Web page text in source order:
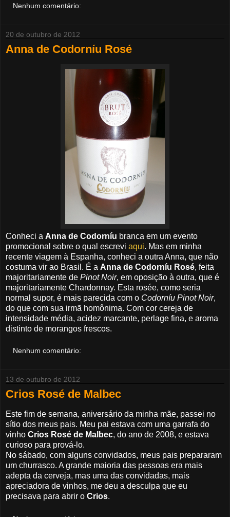
Nenhum comentário:
20 de outubro de 2012
Anna de Codorníu Rosé
Conheci a Anna de Codorníu branca em um evento
promocional sobre o qual escrevi aqui. Mas em minha
recente viagem à Espanha, conheci a outra Anna, que não
costuma vir ao Brasil. É a Anna de Codorníu Rosé, feita
majoritariamente de Pinot Noir, em oposição à outra, que é
majoritariamente Chardonnay. Esta rosée, como seria
normal supor, é mais parecida com o Codorníu Pinot Noir,
do que com sua irmã homônima. Com cor cereja de
intensidade média, acidez marcante, perlage fina, e aroma
distinto de morangos frescos.
Nenhum comentário:
13 de outubro de 2012
Crios Rosé de Malbec
Este fim de semana, aniversário da minha mãe, passei no
sítio dos meus pais. Meu pai estava com uma garrafa do
vinho Crios Rosé de Malbec, do ano de 2008, e estava
curioso para prová-lo.
No sábado, com alguns convidados, meus pais prepararam
um churrasco. A grande maioria das pessoas era mais
adepta da cerveja, mas uma das convidadas, mais
apreciadora de vinhos, me deu a desculpa que eu
precisava para abrir o Crios.